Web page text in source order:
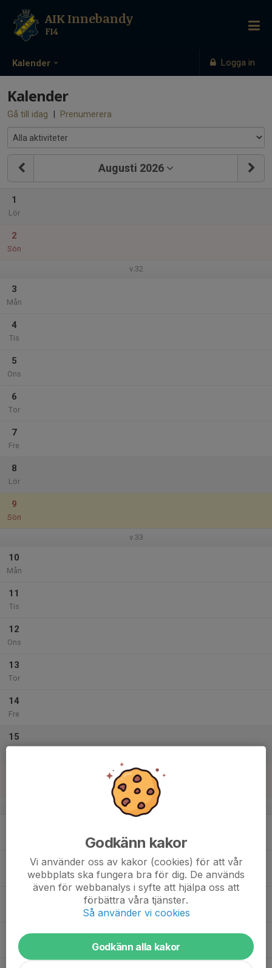
Kalender Logga in
AIK Innebandy
F14
Kalender
Gå till idag | Prenumerera
Augusti 2026
1
Lör
2
Sön
v.32
3
Mån
4
Tis
5
Ons
6
Tor
7
Fre
8
Lör
9
Sön
v.33
10
Mån
11
Tis
12
Ons
13
Tor
14
Fre
15
v.34
Tor
Godkänn kakor
Vi använder oss av kakor (cookies) för att vår
webbplats ska fungera bra för dig. De används
även för webbanalys i syfte att hjälpa oss att
förbättra våra tjänster.
Så använder vi cookies
Godkänn alla kakor